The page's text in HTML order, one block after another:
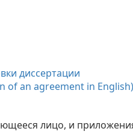
диссертации
of an agreement in English)
лицо, и